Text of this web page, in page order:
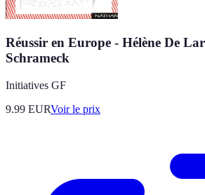
Réussir en Europe - Hélène De
Schrameck
Initiatives GF
9.99 EURVoir le prix